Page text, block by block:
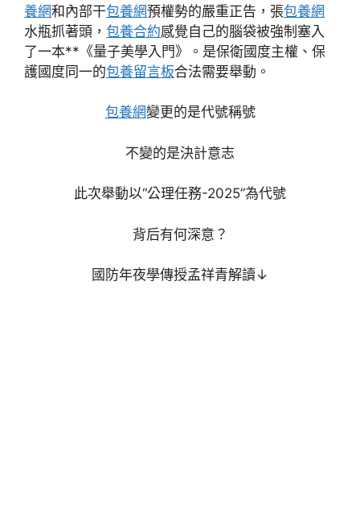
養網和內部干包養網預權勢的嚴重正告，張包養網
水瓶抓著頭， 包養合約感覺自己的腦袋被強制塞入
了一本**《量子美學入門》。是保衛國度主權、保
護國度同一的包養留言板合法需要舉動。
包養網變更的是代號稱號
不變的是決計意志
此次舉動以“公理任務-2025”為代號
背后有何深意？
國防年夜學傳授孟祥青解讀↓